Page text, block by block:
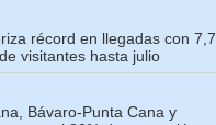
récord en llegadas con 7,7
visitantes hasta julio
Bávaro-Punta Cana y